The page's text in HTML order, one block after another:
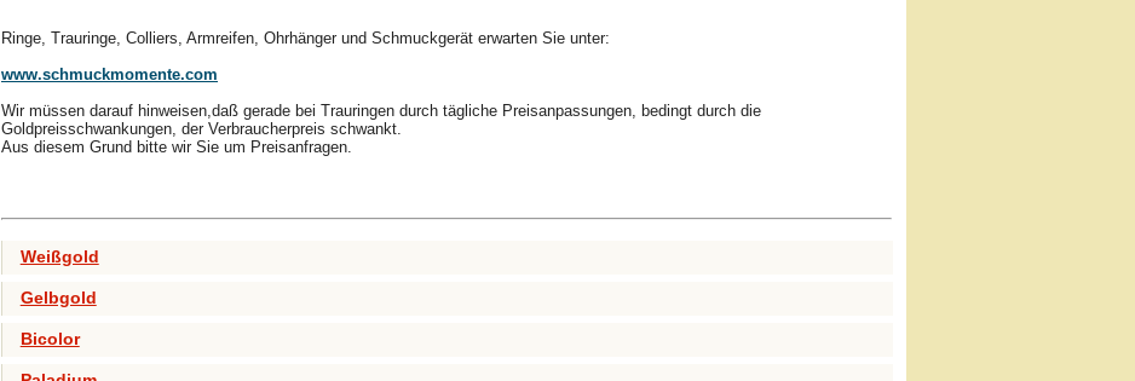
Ringe, Trauringe, Colliers, Armreifen, Ohrhänger und Schmuckgerät erwarten Sie unter:
www.schmuckmomente.com
Wir müssen darauf hinweisen,daß gerade bei Trauringen durch tägliche Preisanpassungen, bedingt durch die
Goldpreisschwankungen, der Verbraucherpreis schwankt.
Aus diesem Grund bitte wir Sie um Preisanfragen.
Weißgold
Gelbgold
Bicolor